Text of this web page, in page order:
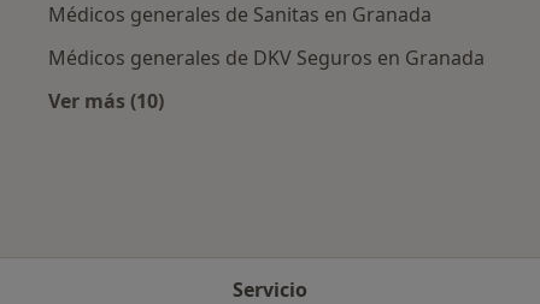
Médicos generales de Sanitas en Granada
Médicos generales de DKV Seguros en Granada
Ver más (10)
Servicio